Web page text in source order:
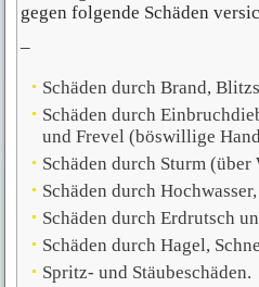
gegen folgende Schäden
–
Schäden durch Brand,
Schäden durch
und Frevel (böswillige
Schäden durch Sturm (über
Schäden durch
Schäden durch Erdrutsch
Schäden durch Hagel,
Spritz- und Stäubeschäden.